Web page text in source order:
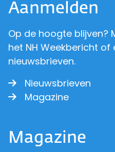
Aanmelden
Op de hoogte blijven?
het NH Weekbericht of
nieuwsbrieven.
Nieuwsbrieven
Magazine
Magazine